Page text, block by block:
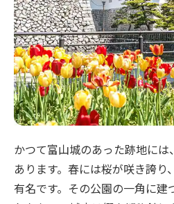
かつて富山城のあった跡地に
あります。春には桜が咲き誇り
有名です。その公園の一角に建